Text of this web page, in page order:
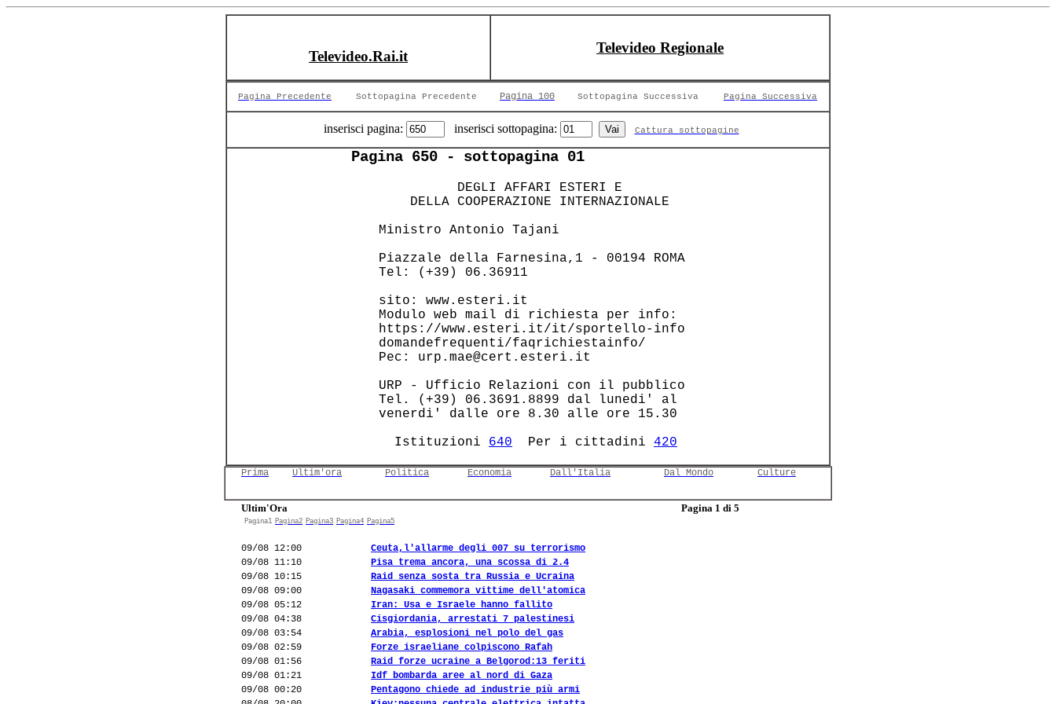
Televideo.Rai.it
Televideo Regionale
Pagina Precedente Sottopagina Precedente Pagina 100 Sottopagina Successiva Pagina Successiva
inserisci pagina: inserisci sottopagina: Cattura sottopagine
Pagina 650 - sottopagina 01
           DEGLI AFFARI ESTERI E
     DELLA COOPERAZIONE INTERNAZIONALE
Ministro Antonio Tajani
Piazzale della Farnesina,1 - 00194 ROMA
Tel: (+39) 06.36911
sito: www.esteri.it
Modulo web mail di richiesta per info:
https://www.esteri.it/it/sportello-info
domandefrequenti/faqrichiestainfo/
Pec: urp.mae@cert.esteri.it
URP - Ufficio Relazioni con il pubblico
Tel. (+39) 06.3691.8899 dal lunedi' al
venerdi' dalle ore 8.30 alle ore 15.30
   Istituzioni
640
  Per i cittadini
420
Prima Ultim'ora Politica Economia Dall'Italia Dal Mondo Culture
Ultim'Ora Pagina 1 di 5
Pagina1 Pagina2 Pagina3 Pagina4 Pagina5
09/08 12:00
Ceuta,l'allarme degli 007 su terrorismo
09/08 11:10
Pisa trema ancora, una scossa di 2.4
09/08 10:15
Raid senza sosta tra Russia e Ucraina
09/08 09:00
Nagasaki commemora vittime dell'atomica
09/08 05:12
Iran: Usa e Israele hanno fallito
09/08 04:38
Cisgiordania, arrestati 7 palestinesi
09/08 03:54
Arabia, esplosioni nel polo del gas
09/08 02:59
Forze israeliane colpiscono Rafah
09/08 01:56
Raid forze ucraine a Belgorod:13 feriti
09/08 01:21
Idf bombarda aree al nord di Gaza
09/08 00:20
Pentagono chiede ad industrie più armi